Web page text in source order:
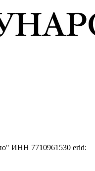
ИНН 7710961530 erid: